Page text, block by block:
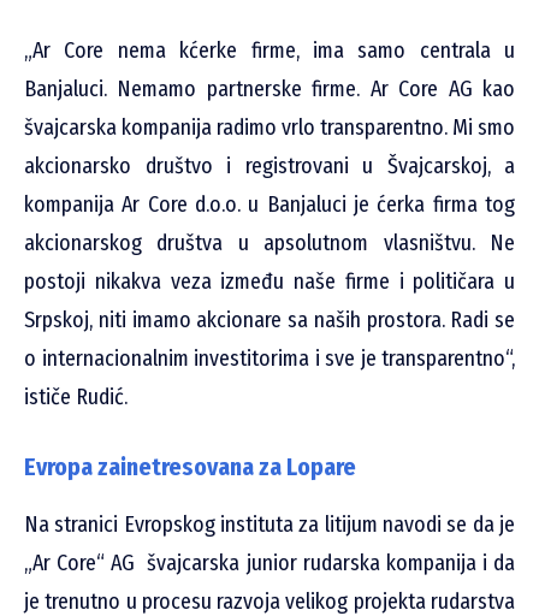
„Ar Core nema kćerke firme, ima samo centrala u
Banjaluci. Nemamo partnerske firme. Ar Core AG kao
švajcarska kompanija radimo vrlo transparentno. Mi smo
akcionarsko društvo i registrovani u Švajcarskoj, a
kompanija Ar Core d.o.o. u Banjaluci je ćerka firma tog
akcionarskog društva u apsolutnom vlasništvu. Ne
postoji nikakva veza između naše firme i političara u
Srpskoj, niti imamo akcionare sa naših prostora. Radi se
o internacionalnim investitorima i sve je transparentno“,
ističe Rudić.
Evropa zainetresovana za Lopare
Na stranici Evropskog instituta za litijum navodi se da je
„Ar Core“ AG švajcarska junior rudarska kompanija i da
je trenutno u procesu razvoja velikog projekta rudarstva